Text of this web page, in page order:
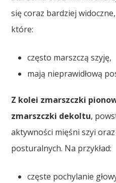
się coraz bardziej
które:
często marszczą szyję,
mają nieprawidłową
Z kolei zmarszczki
zmarszczki dekoltu,
aktywności mięśni szyi
posturalnych. Na przykład:
częste pochylanie